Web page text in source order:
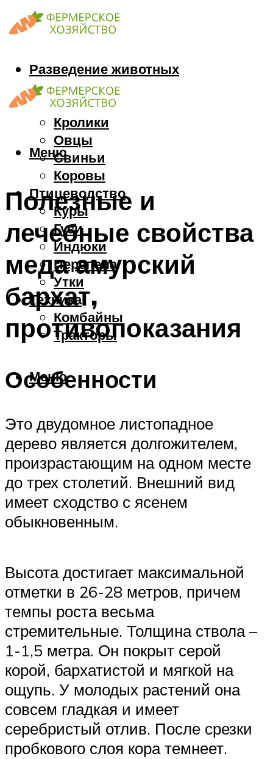
Разведение животных
Козы
Кони
Кролики
Овцы
Свиньи
Коровы
Птицеводство
Куры
Гуси
Индюки
Перепела
Утки
Техника
Комбайны
Тракторы
Меню
Меню
Полезные и
лечебные свойства
меда амурский
бархат,
противопоказания
Особенности
Это двудомное листопадное
дерево является долгожителем,
произрастающим на одном месте
до трех столетий. Внешний вид
имеет сходство с ясенем
обыкновенным.
Высота достигает максимальной
отметки в 26-28 метров, причем
темпы роста весьма
стремительные. Толщина ствола –
1-1,5 метра. Он покрыт серой
корой, бархатистой и мягкой на
ощупь. У молодых растений она
совсем гладкая и имеет
серебристый отлив. После срезки
пробкового слоя кора темнеет.